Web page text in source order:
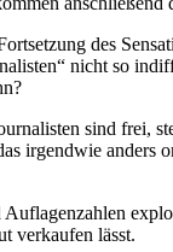
des
nicht so
sind frei,
irgendwie
verkaufen lässt.